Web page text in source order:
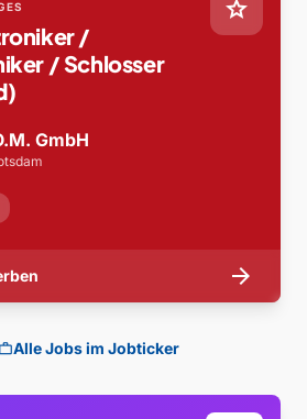
star
/
/ Schlosser
GmbH
arrow_forward
workAlle Jobs im Jobticker